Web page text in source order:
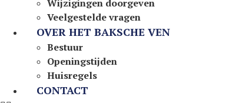
Wijzigingen doorgeven
Veelgestelde vragen
OVER HET BAKSCHE VEN
Bestuur
Openingstijden
Huisregels
CONTACT